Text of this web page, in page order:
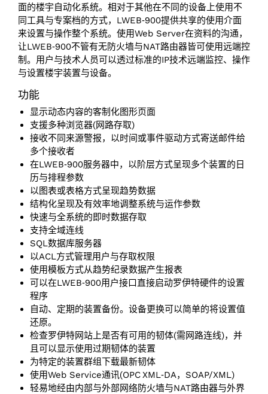
面的楼宇自动化系统。相对于其他在不同的设备上使用不
同工具与专案档的方式，LWEB‑900提供共享的使用介面
来设置与操作整个系统。使用Web Server在资料的沟通，
让LWEB‑900不管有无防火墙与NAT路由器皆可使用远端控
制。用户与技术人员可以透过标准的IP技术远端监控、操作
与设置楼宇装置与设备。
功能
显示动态内容的客制化图形页面
支援多种浏览器(网路存取)
接收不同来源警报，以时间或事件驱动方式寄送邮件给
多个接收者
在LWEB‑900服务器中，以阶层方式呈现多个装置的日
历与排程参数
以图表或表格方式呈现趋势数据
结构化呈现及有效率地调整系统与运作参数
快速与全系统的即时数据存取
支持全域连线
SQL数据库服务器
以ACL方式管理用户与存取权限
使用模板方式从趋势纪录数据产生报表
可以在LWEB‑900用户接口直接启动罗伊特硬件的设置
程序
自动、定期的装置备份。设备更换可以简单的将设置值
还原。
检查罗伊特网站上是否有可用的韧体(需网路连线)，并
且可以显示使用过期韧体的装置
为特定的装置群组下载最新韧体
使用Web Service通讯(OPC XML‑DA，SOAP/XML)
轻易地经由内部与外部网络防火墙与NAT路由器与外界